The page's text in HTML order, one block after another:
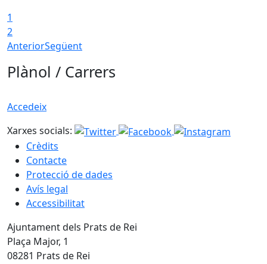
1
2
AnteriorSegüent
Plànol / Carrers
Accedeix
Xarxes socials:
Crèdits
Contacte
Protecció de dades
Avís legal
Accessibilitat
Ajuntament dels Prats de Rei
Plaça Major, 1
08281 Prats de Rei